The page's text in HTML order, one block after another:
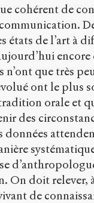
cohérent de
états de l’art à
n’ont que très
ont le plus
orale et
des
données
On doit relever,
de